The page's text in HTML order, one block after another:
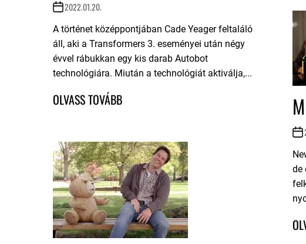
2022.01.20.
A történet középpontjában Cade Yeager feltaláló
áll, aki a Transformers 3. eseményei után négy
évvel rábukkan egy kis darab Autobot
technológiára. Miután a technológiát aktiválja,...
de